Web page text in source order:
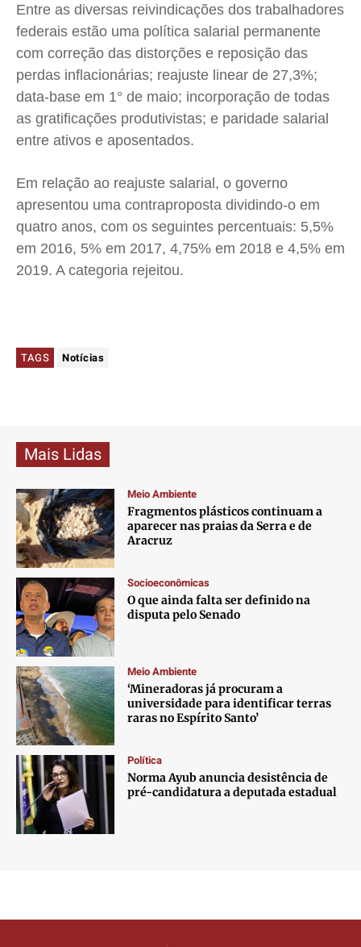
Entre as diversas reivindicações dos trabalhadores
federais estão uma política salarial permanente
com correção das distorções e reposição das
perdas inflacionárias; reajuste linear de 27,3%;
data-base em 1° de maio; incorporação de todas
as gratificações produtivistas; e paridade salarial
entre ativos e aposentados.
Em relação ao reajuste salarial, o governo
apresentou uma contraproposta dividindo-o em
quatro anos, com os seguintes percentuais: 5,5%
em 2016, 5% em 2017, 4,75% em 2018 e 4,5% em
2019. A categoria rejeitou.
TAGS Notícias
Mais Lidas
Meio Ambiente
Fragmentos plásticos continuam a
aparecer nas praias da Serra e de
Aracruz
Socioeconômicas
O que ainda falta ser definido na
disputa pelo Senado
Meio Ambiente
‘Mineradoras já procuram a
universidade para identificar terras
raras no Espírito Santo’
Política
Norma Ayub anuncia desistência de
pré-candidatura a deputada estadual